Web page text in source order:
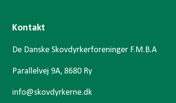
Kontakt
De Danske Skovdyrkerforeninger F.M.B.A
Parallelvej 9A, 8680 Ry
info@skovdyrkerne.dk